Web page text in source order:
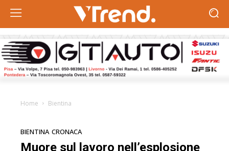
Home Bientina
BIENTINA CRONACA
Muore sul lavoro nell’esplosione